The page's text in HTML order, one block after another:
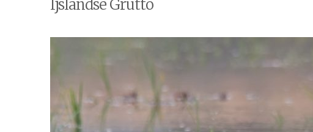
Ijslandse Grutto